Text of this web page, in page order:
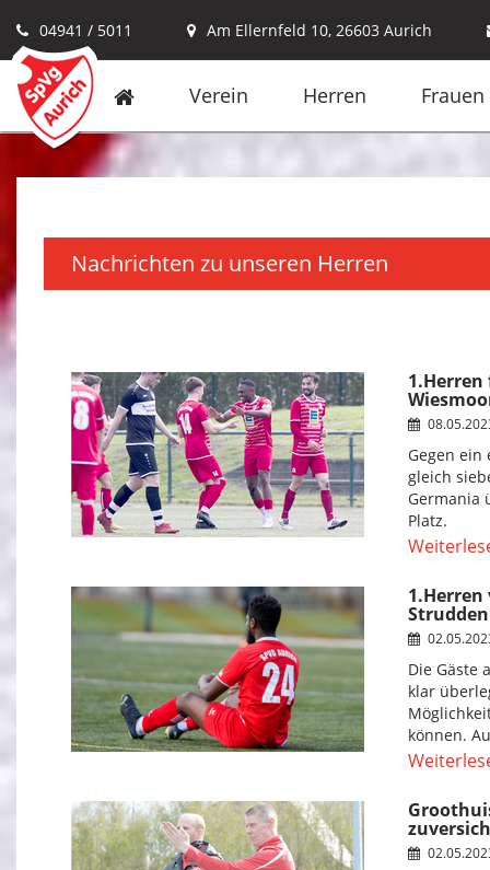
04941 / 5011 Am Ellernfeld 10, 26603 Aurich
Verein Herren Frauen
Nachrichten zu unseren Herren
1.Herren
Gegen ein
gleich
Germania
Platz.
1.Herren
Strudden
Die Gäste
klar
können.